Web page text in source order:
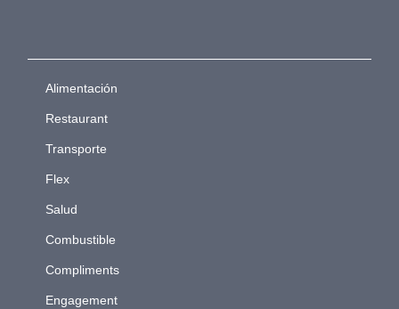
Alimentación
Restaurant
Transporte
Flex
Salud
Combustible
Compliments
Engagement